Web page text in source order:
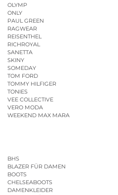
OLYMP
ONLY
PAUL GREEN
RAGWEAR
REISENTHEL
RICHROYAL
SANETTA
SKINY
SOMEDAY
TOM FORD
TOMMY HILFIGER
TONIES
VEE COLLECTIVE
VERO MODA
WEEKEND MAX MARA
BHS
BLAZER FÜR DAMEN
BOOTS
CHELSEABOOTS
DAMENKLEIDER